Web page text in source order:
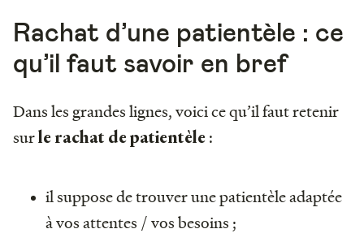
Rachat d’une patientèle : ce
qu’il faut savoir en bref
Dans les grandes lignes, voici ce qu’il faut retenir
surle rachat de patientèle :
il suppose de trouver une patientèle adaptée
à vos attentes / vos besoins ;